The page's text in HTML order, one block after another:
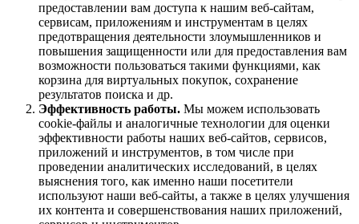
предоставлении вам доступа к нашим веб-сайтам,
сервисам, приложениям и инструментам в целях
предотвращения деятельности злоумышленников и
повышения защищенности или для предоставления вам
возможности пользоваться такими функциями, как
корзина для виртуальных покупок, сохранение
результатов поиска и др.
Эффективность работы. Мы можем использовать
cookie-файлы и аналогичные технологии для оценки
эффективности работы наших веб-сайтов, сервисов,
приложений и инструментов, в том числе при
проведении аналитических исследований, в целях
выяснения того, как именно наши посетители
используют наши веб-сайты, а также в целях улучшения
их контента и совершенствования наших приложений,